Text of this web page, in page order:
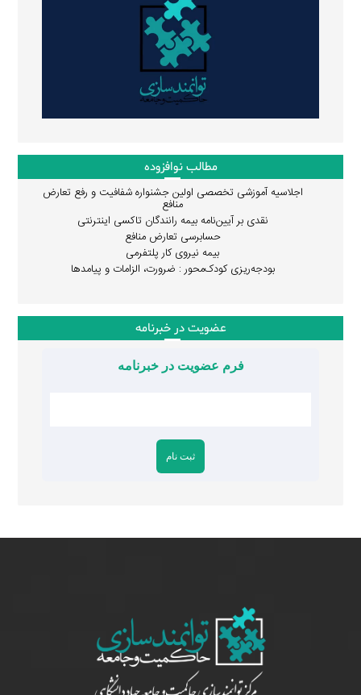
مطالب نوافزوده
اجلاسیه آموزشی تخصصی اولین جشنواره شفافیت و رفع تعارض
منافع
نقدی بر آیین‌نامه بیمه رانندگان تاکسی اینترنتی
حسابرسی تعارض منافع
بیمه نیروی کار پلتفرمی
بودجه‌ریزی کودک‌محور : ضرورت، الزامات و پیامدها
عضویت در خبرنامه
فرم عضویت در خبرنامه